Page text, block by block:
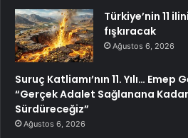
Türkiye’nin 11
fışkıracak
Ağustos 6, 2026
Suruç Katliamı’nın 11. Yılı… Emep
“Gerçek Adalet Sağlanana
Sürdüreceğiz”
Ağustos 6, 2026